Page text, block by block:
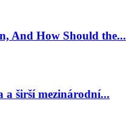
And How Should the...
a širší mezinárodní...